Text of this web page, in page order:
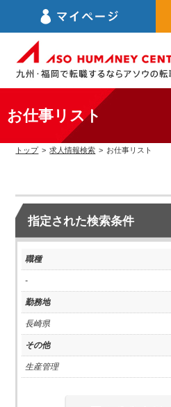
お仕事リスト
トップ > 求人情報検索 > お仕事リスト
指定された検索条件
職種
-
勤務地
長崎県
その他
生産管理